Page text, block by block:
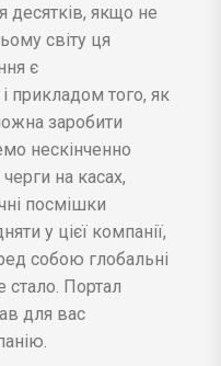
десятків, якщо не
світу ця
є
прикладом того, як
заробити
нескінченно
на касах,
посмішки
у цієї компанії,
собою глобальні
стало. Портал
для вас